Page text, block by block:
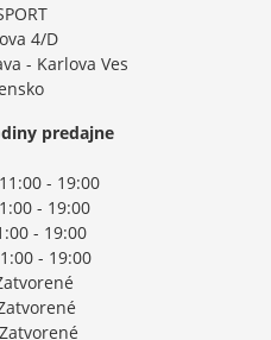
4/D
- Karlova Ves
predajne
- 19:00
- 19:00
- 19:00
- 19:00